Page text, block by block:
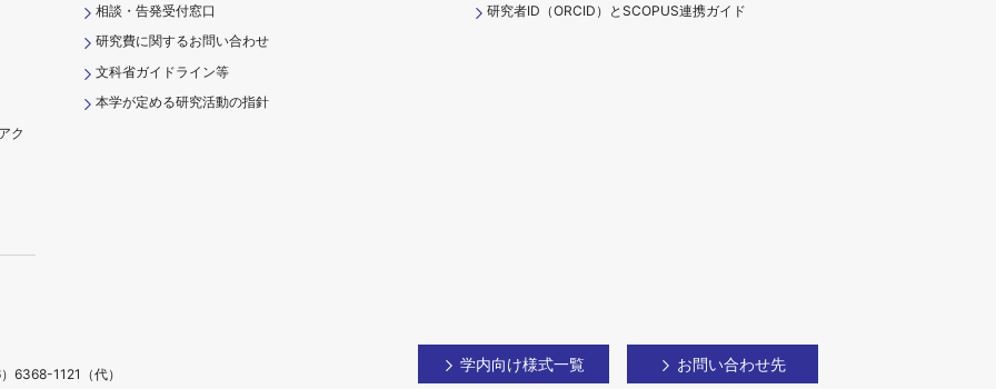
ク
相談・告発受付窓口
研究費に関するお問い合わせ
文科省ガイドライン等
本学が定める研究活動の指針
研究者ID（ORCID）とSCOPUS連携ガイド
学内向け様式一覧 お問い合わせ先
6368-1121（代）